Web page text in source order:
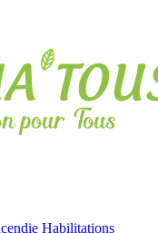
Habilitations